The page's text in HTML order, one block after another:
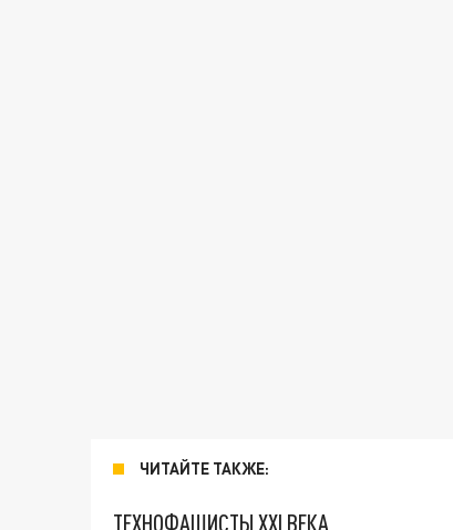
ЧИТАЙТЕ ТАКЖЕ:
ТЕХНОФАШИСТЫ XXI ВЕКА